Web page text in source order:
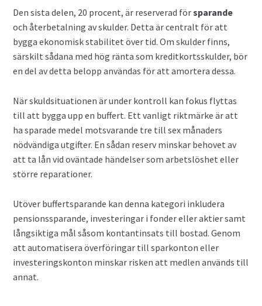
Den sista delen, 20 procent, är reserverad försparande
och återbetalning av skulder. Detta är centralt för att
bygga ekonomisk stabilitet över tid. Om skulder finns,
särskilt sådana med hög ränta som kreditkortsskulder, bör
en del av detta belopp användas för att amortera dessa.
När skuldsituationen är under kontroll kan fokus flyttas
till att bygga upp en buffert. Ett vanligt riktmärke är att
ha sparade medel motsvarande tre till sex månaders
nödvändiga utgifter. En sådan reserv minskar behovet av
att ta lån vid oväntade händelser som arbetslöshet eller
större reparationer.
Utöver buffertsparande kan denna kategori inkludera
pensionssparande, investeringar i fonder eller aktier samt
långsiktiga mål såsom kontantinsats till bostad. Genom
att automatisera överföringar till sparkonton eller
investeringskonton minskar risken att medlen används till
annat.